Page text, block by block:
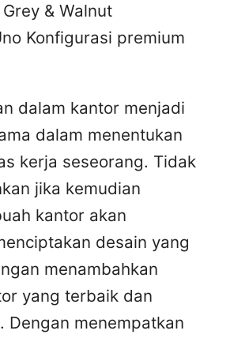
& Walnut
Konfigurasi premium
dalam kantor menjadi
dalam menentukan
kerja seseorang. Tidak
jika kemudian
kantor akan
desain yang
menambahkan
yang terbaik dan
Dengan menempatkan